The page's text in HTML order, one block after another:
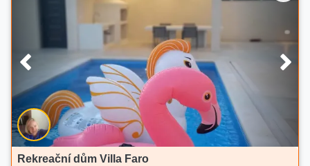
Rekreační dům Villa Faro